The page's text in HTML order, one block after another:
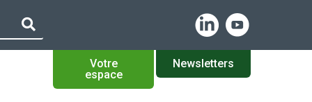
Votre
espace
Newsletters